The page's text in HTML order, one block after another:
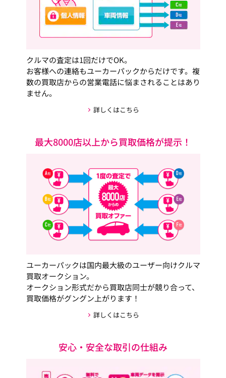
クルマの査定は1回だけでOK。
お客様への連絡もユーカーパックからだけです。複
数の買取店からの営業電話に悩まされることはあり
ません。
詳しくはこちら
最大8000店以上から買取価格が提示！
ユーカーパックは国内最大級のユーザー向けクルマ
買取オークション。
オークション形式だから買取店同士が競り合って、
買取価格がグングン上がります！
詳しくはこちら
安心・安全な取引の仕組み